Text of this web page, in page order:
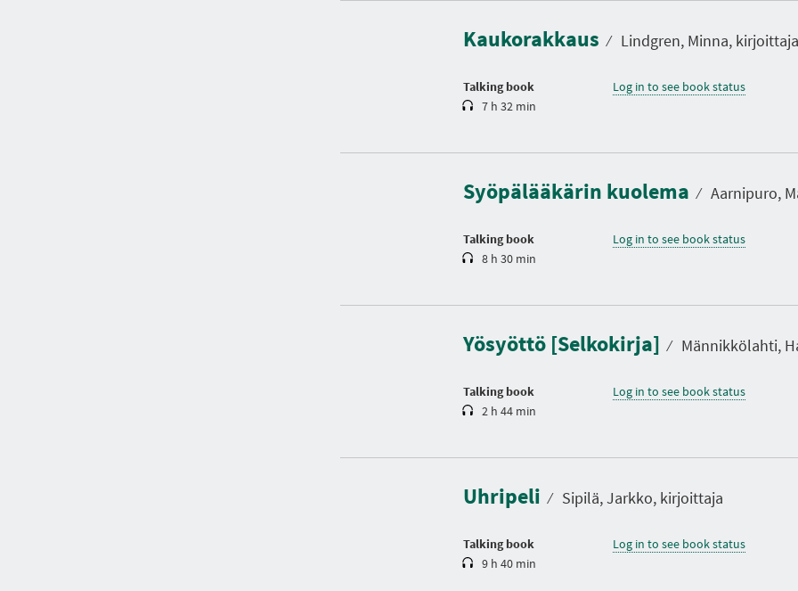
Kaukorakkaus ⁄ Lindgren, Minna, kirjoittaja
Talking book
t
i
n
7 h 32 min
Log in to see book status
Syöpälääkärin kuolema ⁄ Aarnipuro,
Talking book
r
t
i
n
8 h 30 min
Log in to see book status
Yösyöttö [Selkokirja] ⁄ Männikkölahti,
Talking book
r
t
i
n
2 h 44 min
Log in to see book status
Uhripeli ⁄ Sipilä, Jarkko, kirjoittaja
Talking book
r
t
i
n
9 h 40 min
Log in to see book status